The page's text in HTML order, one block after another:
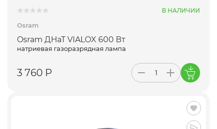
В НАЛИЧИИ
Osram
Osram ДНаТ VIALOX 600 Вт
натриевая газоразрядная лампа
3 760 Р